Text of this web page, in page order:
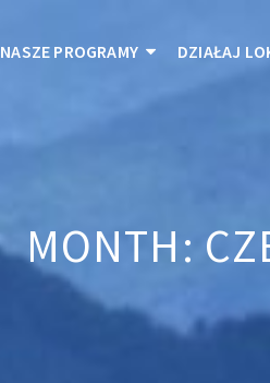
NASZE PROGRAMY DZIAŁAJ
MONTH: